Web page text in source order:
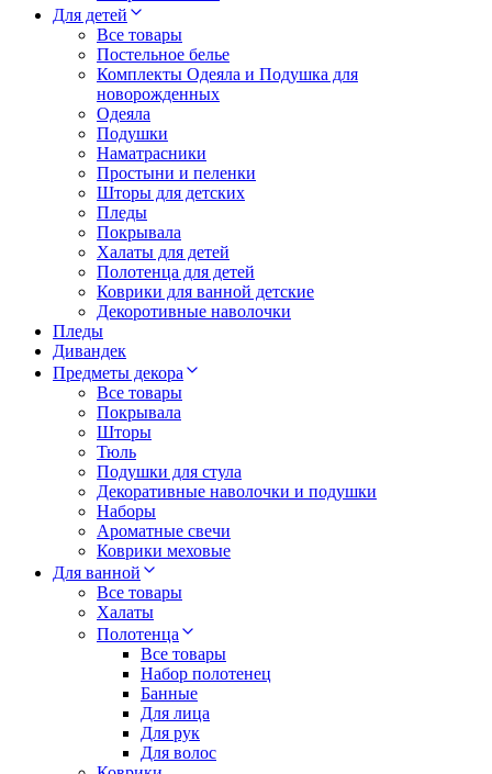
Для детей
Все товары
Постельное белье
Комплекты Одеяла и Подушка для
новорожденных
Одеяла
Подушки
Наматрасники
Простыни и пеленки
Шторы для детских
Пледы
Покрывала
Халаты для детей
Полотенца для детей
Коврики для ванной детские
Декоротивные наволочки
Пледы
Дивандек
Предметы декора
Все товары
Покрывала
Шторы
Тюль
Подушки для стула
Декоративные наволочки и подушки
Наборы
Ароматные свечи
Коврики меховые
Для ванной
Все товары
Халаты
Полотенца
Все товары
Набор полотенец
Банные
Для лица
Для рук
Для волос